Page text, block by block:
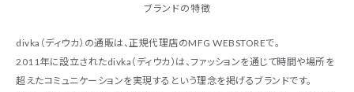
ブランドの特徴
divka（ディウカ）の通販は、正規代理店のMFG WEBSTOREで。
2011年に設立されたdivka（ディウカ）は、ファッションを通じて時間や場所を
超えたコミュニケーションを実現するという理念を掲げるブランドです。